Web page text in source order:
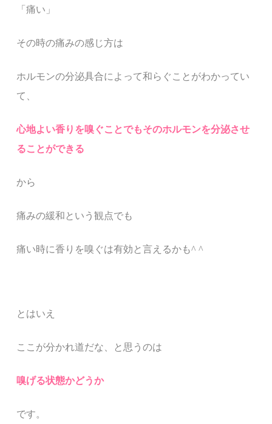
「痛い」
その時の痛みの感じ方は
ホルモンの分泌具合によって和らぐことがわかってい
て、
心地よい香りを嗅ぐことでもそのホルモンを分泌させ
ることができる
から
痛みの緩和という観点でも
痛い時に香りを嗅ぐは有効と言えるかも^ ^
とはいえ
ここが分かれ道だな、と思うのは
嗅げる状態かどうか
です。